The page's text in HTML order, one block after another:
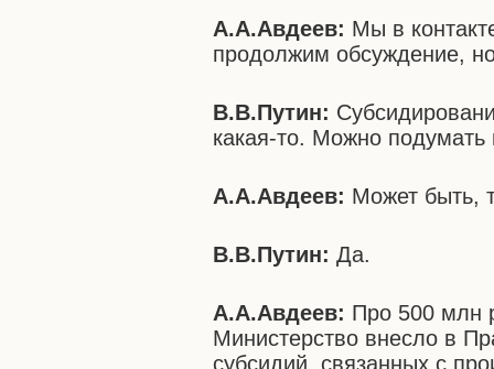
А.А.Авдеев: Мы в
продолжим обсуждение,
В.В.Путин:
какая-то. Можно подумать
А.А.Авдеев: Может быть,
В.В.Путин:Да.
А.А.Авдеев: Про 500 млн
Министерство внесло в
субсидий, связанных с